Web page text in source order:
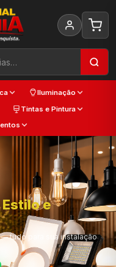
Iluminação
Tintas e Pintura
Estilo e
tudo para sua instalação
Cada